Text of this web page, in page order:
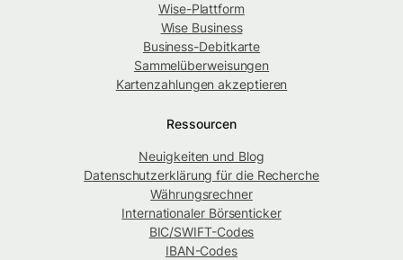
Wise-Plattform
Wise Business
Business-Debitkarte
Sammelüberweisungen
Kartenzahlungen akzeptieren
Ressourcen
Neuigkeiten und Blog
Datenschutzerklärung für die Recherche
Währungsrechner
Internationaler Börsenticker
BIC/SWIFT-Codes
IBAN-Codes